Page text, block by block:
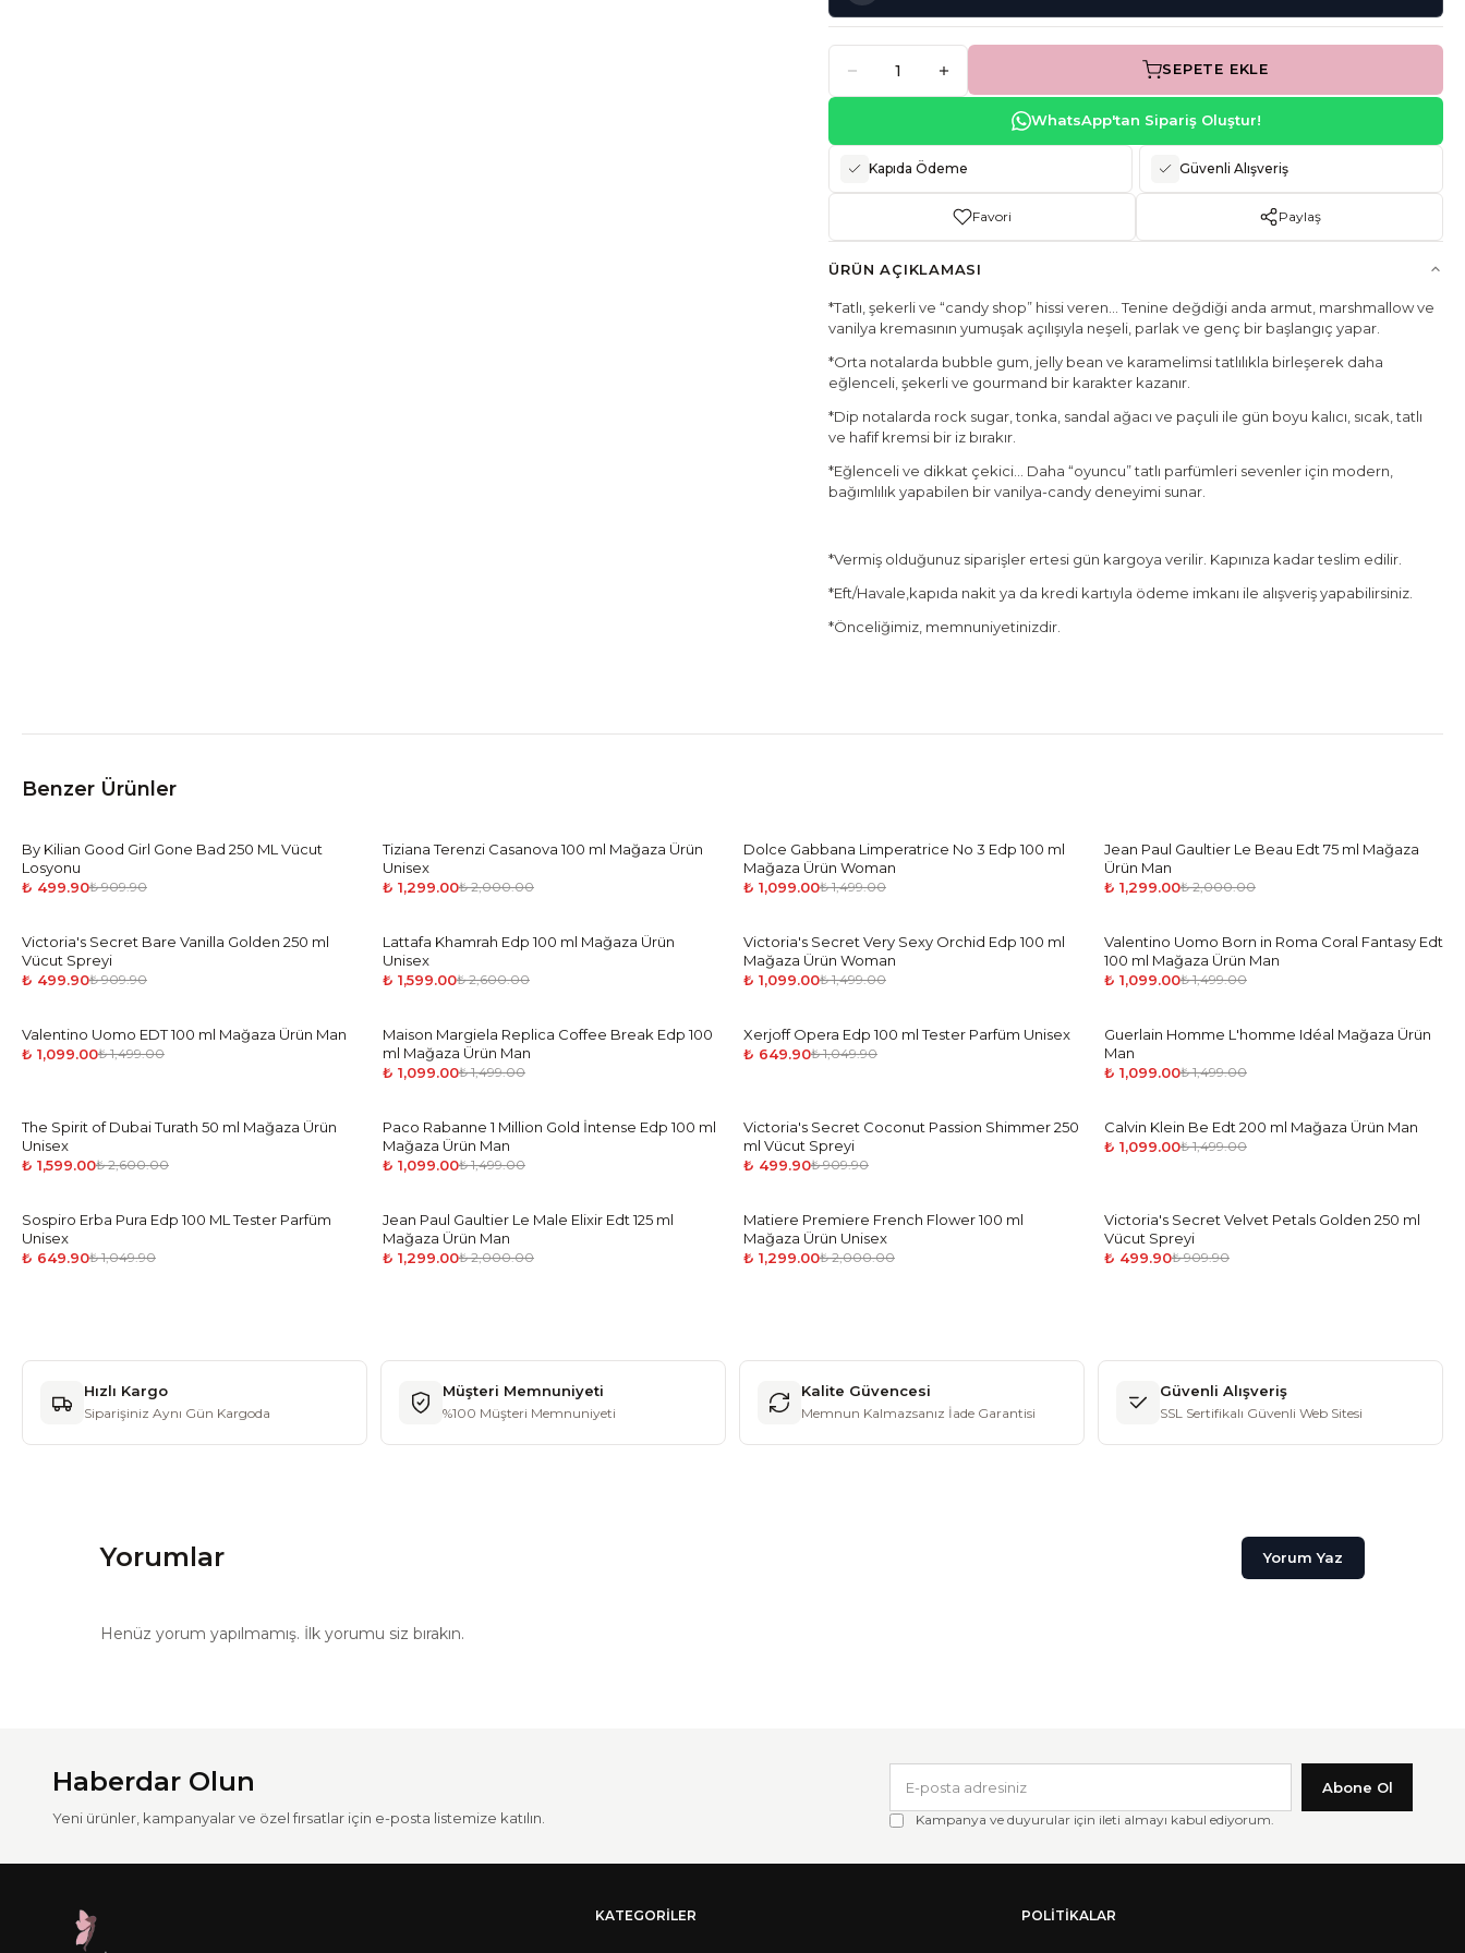
SEPETE EKLE
WhatsApp'tan Sipariş Oluştur!
Kapıda Ödeme Güvenli Alışveriş
Favori Paylaş
ÜRÜN AÇIKLAMASI
*Tatlı, şekerli ve “candy shop” hissi veren… Tenine değdiği anda armut, marshmallow ve
vanilya kremasının yumuşak açılışıyla neşeli, parlak ve genç bir başlangıç yapar.
*Orta notalarda bubble gum, jelly bean ve karamelimsi tatlılıkla birleşerek daha
eğlenceli, şekerli ve gourmand bir karakter kazanır.
*Dip notalarda rock sugar, tonka, sandal ağacı ve paçuli ile gün boyu kalıcı, sıcak, tatlı
ve hafif kremsi bir iz bırakır.
*Eğlenceli ve dikkat çekici… Daha “oyuncu” tatlı parfümleri sevenler için modern,
bağımlılık yapabilen bir vanilya-candy deneyimi sunar.
*Vermiş olduğunuz siparişler ertesi gün kargoya verilir. Kapınıza kadar teslim edilir.
*Eft/Havale,kapıda nakit ya da kredi kartıyla ödeme imkanı ile alışveriş yapabilirsiniz.
*Önceliğimiz, memnuniyetinizdir.
Benzer Ürünler
- 45%
By Kilian Good Girl Gone Bad 250 ML Vücut
Losyonu
₺ 499.90₺ 909.90
-35%
Tiziana Terenzi Casanova 100 ml Mağaza Ürün
Unisex
₺ 1,299.00₺ 2,000.00
-27%
Dolce Gabbana Limperatrice No 3 Edp 100 ml
Mağaza Ürün Woman
₺ 1,099.00₺ 1,499.00
-35%
Jean Paul Gaultier Le Beau Edt 75 ml Mağaza
Ürün Man
₺ 1,299.00₺ 2,000.00
-45%
Victoria's Secret Bare Vanilla Golden 250 ml
Vücut Spreyi
₺ 499.90₺ 909.90
-39%
Lattafa Khamrah Edp 100 ml Mağaza Ürün
Unisex
₺ 1,599.00₺ 2,600.00
-27%
Victoria's Secret Very Sexy Orchid Edp 100 ml
Mağaza Ürün Woman
₺ 1,099.00₺ 1,499.00
-27%
Valentino Uomo Born in Roma Coral Fantasy Edt
100 ml Mağaza Ürün Man
₺ 1,099.00₺ 1,499.00
-27%
Valentino Uomo EDT 100 ml Mağaza Ürün Man
₺ 1,099.00₺ 1,499.00
-27%
Maison Margiela Replica Coffee Break Edp 100
ml Mağaza Ürün Man
₺ 1,099.00₺ 1,499.00
-38%
Xerjoff Opera Edp 100 ml Tester Parfüm Unisex
₺ 649.90₺ 1,049.90
-27%
Guerlain Homme L'homme Idéal Mağaza Ürün
Man
₺ 1,099.00₺ 1,499.00
-39%
The Spirit of Dubai Turath 50 ml Mağaza Ürün
Unisex
₺ 1,599.00₺ 2,600.00
-27 %
Paco Rabanne 1 Million Gold İntense Edp 100 ml
Mağaza Ürün Man
₺ 1,099.00₺ 1,499.00
-45%
Victoria's Secret Coconut Passion Shimmer 250
ml Vücut Spreyi
₺ 499.90₺ 909.90
-27%
Calvin Klein Be Edt 200 ml Mağaza Ürün Man
₺ 1,099.00₺ 1,499.00
-38%
Sospiro Erba Pura Edp 100 ML Tester Parfüm
Unisex
₺ 649.90₺ 1,049.90
-35%
Jean Paul Gaultier Le Male Elixir Edt 125 ml
Mağaza Ürün Man
₺ 1,299.00₺ 2,000.00
-35%
Matiere Premiere French Flower 100 ml
Mağaza Ürün Unisex
₺ 1,299.00₺ 2,000.00
-45%
Victoria's Secret Velvet Petals Golden 250 ml
Vücut Spreyi
₺ 499.90₺ 909.90
Hızlı Kargo
Siparişiniz Aynı Gün Kargoda
Müşteri Memnuniyeti
%100 Müşteri Memnuniyeti
Kalite Güvencesi
Memnun Kalmazsanız İade Garantisi
Güvenli Alışveriş
SSL Sertifikalı Güvenli Web Sitesi
Yorumlar Yorum Yaz
Henüz yorum yapılmamış. İlk yorumu siz bırakın.
Haberdar Olun
Yeni ürünler, kampanyalar ve özel fırsatlar için e-posta listemize katılın.
Abone Ol
Kampanya ve duyurular için ileti almayı kabul ediyorum.
KATEGORILER POLITIKALAR